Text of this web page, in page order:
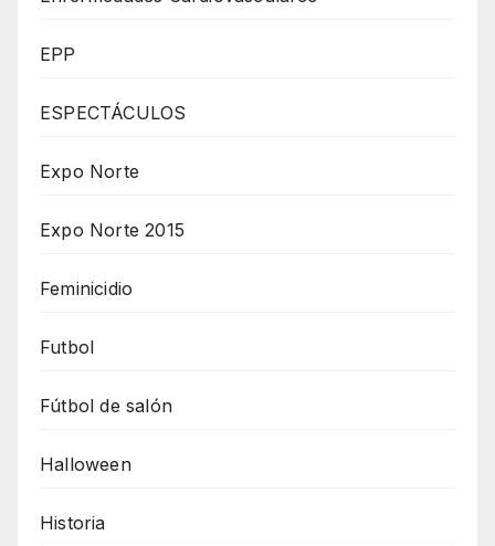
EPP
ESPECTÁCULOS
Expo Norte
Expo Norte 2015
Feminicidio
Futbol
Fútbol de salón
Halloween
Historia